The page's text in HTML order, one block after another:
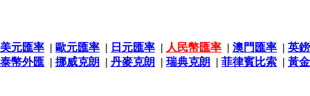
美元匯率 | 歐元匯率 | 日元匯率 | 人民幣匯率 | 澳門匯率 | 英
泰幣外匯 | 挪威克朗 | 丹麥克朗 | 瑞典克朗 | 菲律賓比索 | 黃